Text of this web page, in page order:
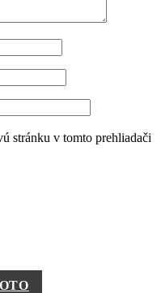
stránku v tomto prehliadači